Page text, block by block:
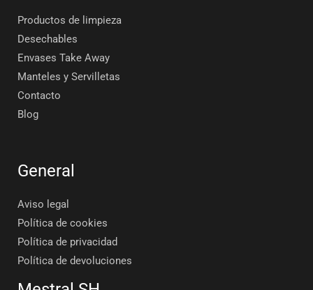
Productos de limpieza
Desechables
Envases Take Away
Manteles y Servilletas
Contacto
Blog
General
Aviso legal
Política de cookies
Política de privacidad
Política de devoluciones